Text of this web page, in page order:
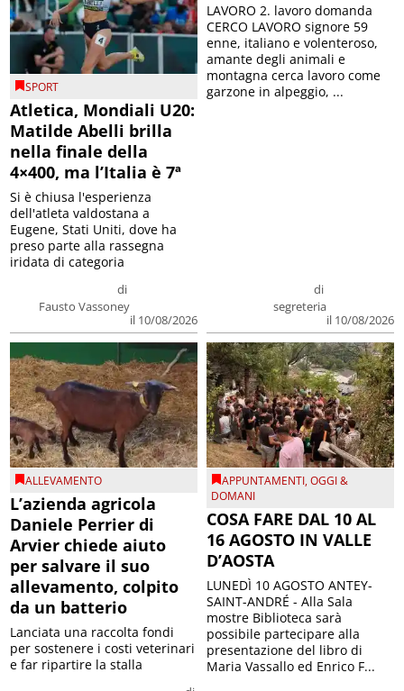
SPORT
Atletica, Mondiali U20:
Matilde Abelli brilla
nella finale della
4×400, ma l’Italia è 7ª
di
Fausto Vassoney
il 10/08/2026
Si è chiusa l'esperienza
dell'atleta valdostana a
Eugene, Stati Uniti, dove ha
preso parte alla rassegna
iridata di categoria
di
segreteria
il 10/08/2026
LAVORO 2. lavoro domanda
CERCO LAVORO signore 59
enne, italiano e volenteroso,
amante degli animali e
montagna cerca lavoro come
garzone in alpeggio, ...
ALLEVAMENTO
L’azienda agricola
Daniele Perrier di
Arvier chiede aiuto
per salvare il suo
allevamento, colpito
da un batterio
Lanciata una raccolta fondi
per sostenere i costi veterinari
e far ripartire la stalla
APPUNTAMENTI,OGGI &
DOMANI
COSA FARE DAL 10 AL
16 AGOSTO IN VALLE
D’AOSTA
LUNEDÌ 10 AGOSTO ANTEY-
SAINT-ANDRÉ - Alla Sala
mostre Biblioteca sarà
possibile partecipare alla
presentazione del libro di
Maria Vassallo ed Enrico F...